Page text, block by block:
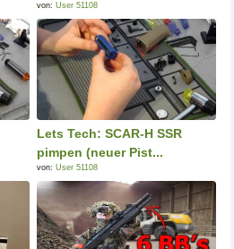
von: User 51108
Lets Tech: SCAR-H SSR
pimpen (neuer Pist...
von: User 51108